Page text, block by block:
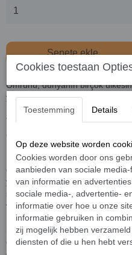
Sepete ekle
Ömrünü; dünyanın birçok
yaşayan Yahudileri Arz-ı Mevlud
Devleti kurulması ülküsüne
Theodor Herzl’in, Sayın Yaşar
anılardır.
Dr. Herzl bir Yahudi Devleti’nin
öylesine inançla bağlanmıştır ki,
yakınındaki Paşaları davasına
sarayı adeta rüşvetle satın alır.
ve zengin yahudileri bu hayalin
Profesör Vambery’yi Sultan ile
istikbaldeki Yahudi Devleti için
çabalarına rağmen Sultan
Cookies toestaan
Toestemming Details
Op deze website worden
Cookies worden door ons
aanbieden van sociale
van informatie en
sociale media-, advertentie-
informatie over hoe u onze
informatie gebruiken in
zij mogelijk hebben
diensten of die u hen hebt